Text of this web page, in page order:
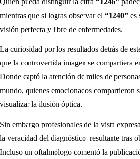
mientras que si logras observar el “1240” es
visión perfecta y libre de enfermedades.
La curiosidad por los resultados detrás de
que la controvertida imagen se compartiera
Donde captó la atención de miles de
mundo, quienes emocionados compartieron
visualizar la ilusión óptica.
Sin embargo profesionales de la vista
la veracidad del diagnóstico resultante tras
Incluso un oftalmólogo comentó la